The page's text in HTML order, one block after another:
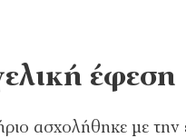
έφεση
ασχολήθηκε με